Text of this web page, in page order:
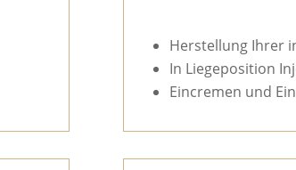
Herstellung Ihrer
In Liegeposition
Eincremen und